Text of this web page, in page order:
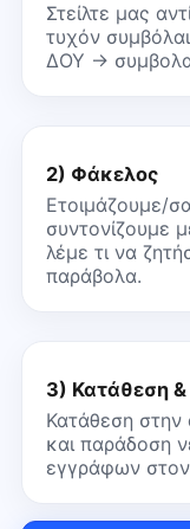
Στείλτε μας
τυχόν
ΔΟΥ →
2) Φάκελος
Ετοιμάζουμε/
συντονίζουμε
λέμε τι να
παράβολα.
3) Κατάθεση
Κατάθεση
και παράδοση
εγγράφων στον